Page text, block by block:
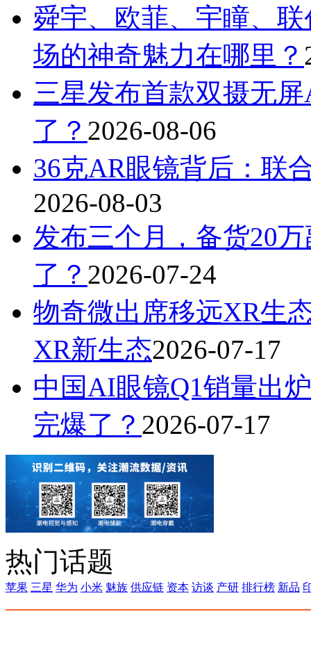
舜宇、欧菲、宇瞳、
场的神奇魅力在哪里？
三星发布首款双摄无
了？ 2026-08-06
36克AR眼镜背后：联
2026-08-03
发布三个月，备货20
了？ 2026-07-24
物奇微出席移远XR生
XR新生态2026-07-17
中国AI眼镜Q1销量出
完爆了？ 2026-07-17
热门话题
苹果 三星 华为 小米 魅族 供应链 资本 访谈 产研 排行榜 新品